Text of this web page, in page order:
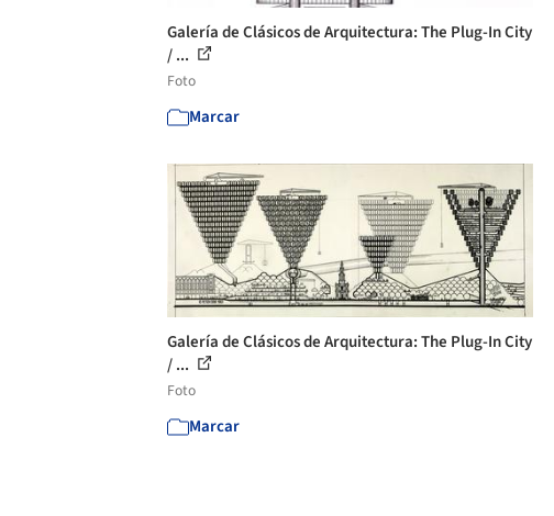
Galería de Clásicos de Arquitectura: The Plug-In City
/ ...
Foto
Marcar
Galería de Clásicos de Arquitectura: The Plug-In City
/ ...
Foto
Marcar